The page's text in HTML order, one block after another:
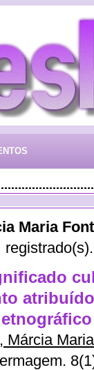
Maria
registrado(s).
Márcia